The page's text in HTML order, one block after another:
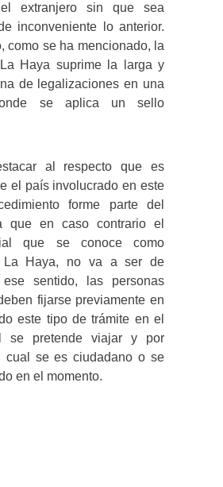
extranjero sin que sea
inconveniente lo anterior.
como se ha mencionado, la
Haya suprime la larga y
de legalizaciones en una
se aplica un sello
al respecto que es
el país involucrado en este
forme parte del
que en caso contrario el
que se conoce como
La Haya, no va a ser de
sentido, las personas
fijarse previamente en
este tipo de trámite en el
se pretende viajar y por
cual se es ciudadano o se
en el momento.